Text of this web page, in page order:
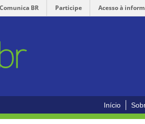
Comunica BR Participe Acesso à
Início